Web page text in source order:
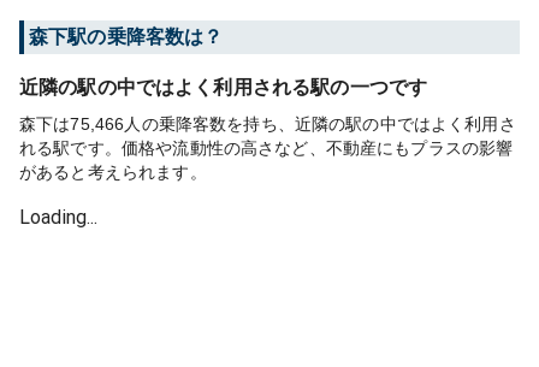
森下駅の乗降客数は？
近隣の駅の中ではよく利用される駅の一つです
森下は75,466人の乗降客数を持ち、近隣の駅の中ではよく利用さ
れる駅です。価格や流動性の高さなど、不動産にもプラスの影響
があると考えられます。
Loading...